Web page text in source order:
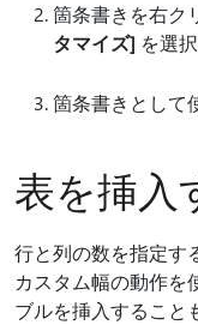
箇条書きを右ク
タマイズ] を選
箇条書きとして
表を挿入
行と列の数を指定す
カスタム幅の動作を
ブルを挿入すること